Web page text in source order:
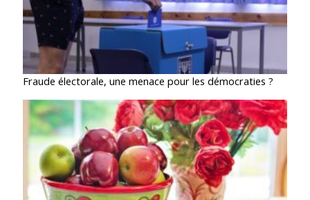
Fraude électorale, une menace pour les démocraties ?